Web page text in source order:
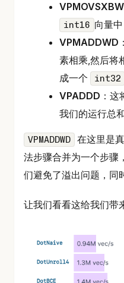
VPMOVSXBW
int16 向量中
VPMADDWD
素相乘,然后将
成一个
int32
VPADDD ：
我们的运行总
VPMADDWD
在这里是
法步骤合并为一个步骤
们避免了溢出问题，同
让我们看看这给我们带